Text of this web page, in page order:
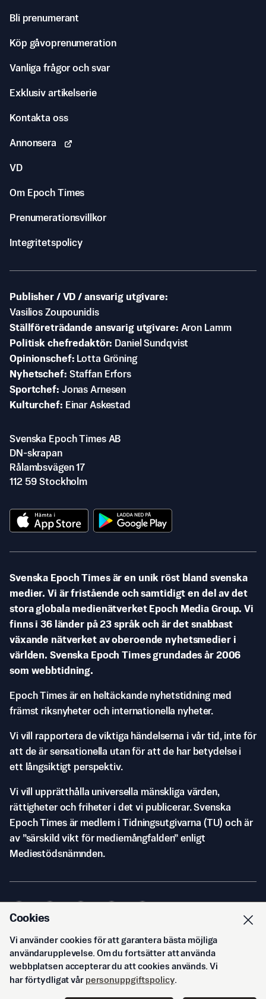
Bli prenumerant
Köp gåvoprenumeration
Vanliga frågor och svar
Exklusiv artikelserie
Kontakta oss
Annonsera
VD
Om Epoch Times
Prenumerationsvillkor
Integritetspolicy
Publisher / VD / ansvarig utgivare
Vasilios Zoupounidis
Ställföreträdande ansvarig utgivare Aron Lamm
Politisk chefredaktör
Daniel Sundqvist
Opinionschef
Lotta Gröning
Nyhetschef Staffan Erfors
Sportchef Jonas Arnesen
Kulturchef
Einar Askestad
Svenska Epoch Times AB
DN-skrapan
Rålambsvägen 17
112 59 Stockholm
Svenska Epoch Times är en unik röst bland svenska
medier. Vi är fristående och samtidigt en del av det
stora globala medienätverket Epoch Media Group. Vi
finns i 36 länder på 23 språk och är det snabbast
växande nätverket av oberoende nyhetsmedier i
världen. Svenska Epoch Times grundades år 2006
som webbtidning.
Epoch Times är en heltäckande nyhetstidning med
främst riksnyheter och internationella nyheter.
Vi vill rapportera de viktiga händelserna i vår tid, inte för
att de är sensationella utan för att de har betydelse i
ett långsiktigt perspektiv.
Vi vill upprätthålla universella mänskliga värden,
rättigheter och friheter i det vi publicerar. Svenska
Epoch Times är medlem i Tidningsutgivarna (TU) och är
av ”särskild vikt för mediemångfalden” enligt
Mediestödsnämnden.
© Svenska Epoch Times AB2026
Cookies
Vi använder cookies för att garantera bästa möjliga
användarupplevelse. Om du fortsätter att använda
webbplatsen accepterar du att cookies används. Vi
har förtydligat vår personuppgiftspolicy.